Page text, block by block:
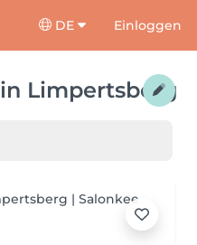
DE Einloggen
in Limpertsberg